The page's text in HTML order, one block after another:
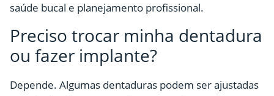
saúde bucal e planejamento profissional.
Preciso trocar minha dentadura
ou fazer implante?
Depende. Algumas dentaduras podem ser ajustadas